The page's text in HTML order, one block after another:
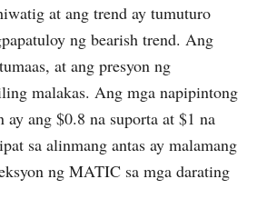
at ang trend ay tumuturo
ng bearish trend. Ang
at ang presyon ng
malakas. Ang mga napipintong
ay ang $0.8 na suporta at $1 na
sa alinmang antas ay malamang
ng MATIC sa mga darating